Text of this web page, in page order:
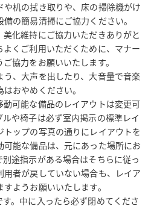
品のレイアウトは変更可能ですが、
ださい。
ベルの鳴動や、スタッフ・管理
能性がありますので、予めご了承
、当グループからのご案内をお送り
否設定も可能です）。
項】
覧ください。
や机の拭き取りや、床の掃除機がけ
の簡易清掃にご協力ください。
美化維持にご協力いただきありがと
くご利用いただくために、マナー
協力をお願いいたします。
う、大声を出したり、大音量で音楽
おやめください。
動可能な備品のレイアウトは変更可
や椅子は必ず室内掲示の標準レイ
ップの写真の通りにレイアウトを
能な備品は、元にあった場所にお
途指示がある場合はそちらに従っ
者が戻していない場合も、レイア
ようお願いいたします。
。中に入ったら必ず閉めてくださ